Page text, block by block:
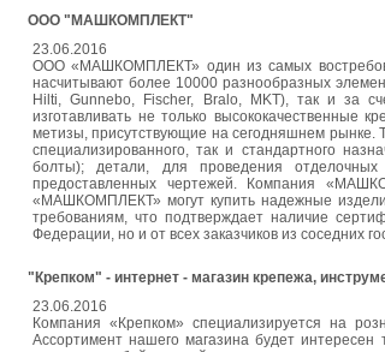
ООО "МАШКОМПЛЕКТ"
23.06.2016
ООО «МАШКОМПЛЕКТ» один из самых
насчитывают более 10000 разнообразных
Hilti, Gunnebo, Fischer, Bralo, MKT), так и за
изготавливать не только
метизы, присутствующие на сегодняшнем рынке.
специализированного, так и стандартного
болты); детали, для проведения
предоставленных чертежей. Компания
«МАШКОМПЛЕКТ» могут купить надежные
требованиям, что подтверждает наличие
Федерации, но и от всех заказчиков из соседних
"Крепком" - интернет - магазин крепежа,
23.06.2016
Компания «Крепком» специализируется на
Ассортимент нашего магазина будет